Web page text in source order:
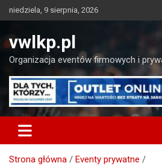
Skip
to
niedziela, 9 sierpnia, 2026
vwlkp.pl
Organizacja eventów firmowych i
Strona główna
Eventy prywatne